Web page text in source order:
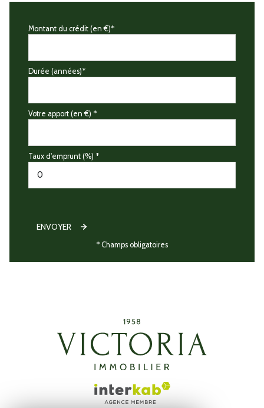
Montant du crédit (en €)*
Durée (années)*
Votre apport (en €) *
Taux d'emprunt (%) *
ENVOYER
* Champs obligatoires